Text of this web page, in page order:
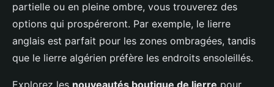
partielle ou en pleine ombre, vous trouverez des
options qui prospéreront. Par exemple, le lierre
anglais est parfait pour les zones ombragées, tandis
que le lierre algérien préfère les endroits ensoleillés.